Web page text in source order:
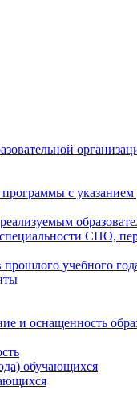
программы с
СПО,
прошлого учебного
и оснащенность
обучающихся